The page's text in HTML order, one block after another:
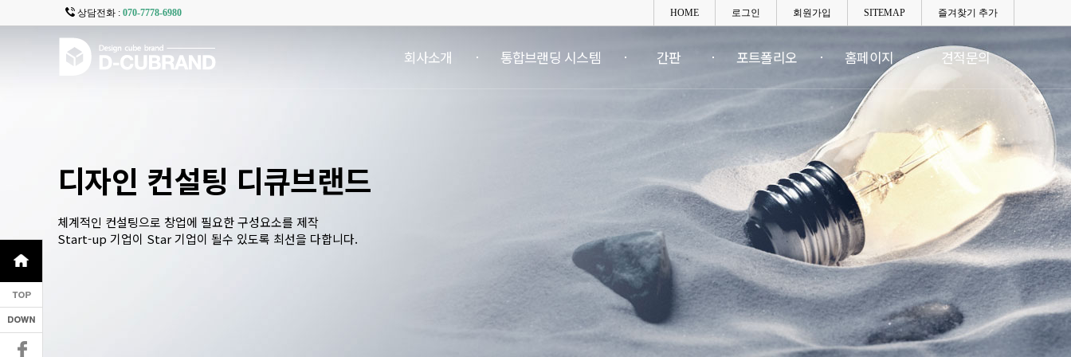
상담전화 : 070-7778-6980 HOME 로그인 회원가입 SITEMAP 즐겨찾기 추가
메
뉴
회사소개 통합브랜딩 시스템 간판 포트폴리오 홈페이지 견적문의
디자인 컨설팅 디큐브랜드
체계적인 컨설팅으로 창업에 필요한 구성요소를 제작
Start-up 기업이 Star 기업이 될수 있도록 최선을 다합니다.